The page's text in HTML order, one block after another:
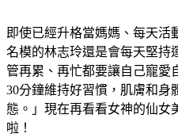
即使已經升格當媽媽、每天
名模的林志玲還是會每天堅持
管再累、再忙都要讓自己寵愛
30分鐘維持好習慣，肌膚和身
態。」現在再看看女神的仙女
啦！